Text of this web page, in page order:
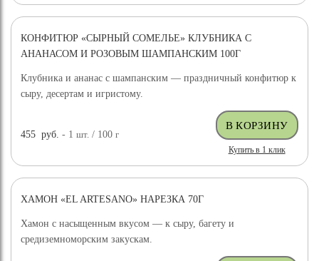
КОНФИТЮР «СЫРНЫЙ СОМЕЛЬЕ» КЛУБНИКА С
АНАНАСОМ И РОЗОВЫМ ШАМПАНСКИМ 100Г
Клубника и ананас с шампанским — праздничный конфитюр к
сыру, десертам и игристому.
455 руб. - 1шт. / 100г
Купить в 1 клик
ХАМОН «EL ARTESANO» НАРЕЗКА 70Г
Хамон с насыщенным вкусом — к сыру, багету и
средиземноморским закускам.